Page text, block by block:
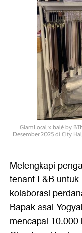
GlamLocal x balé by
Desember 2025 di City
Melengkapi
tenant F&B
kolaborasi
Bapak asal
mencapai